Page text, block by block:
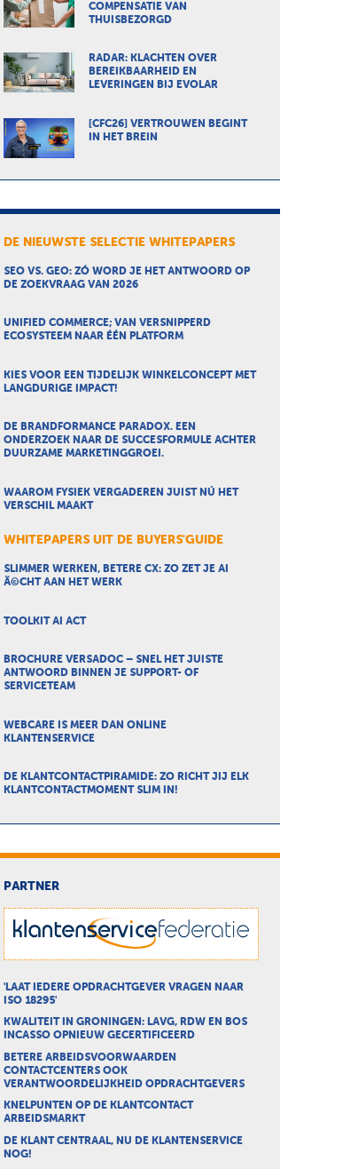
COMPENSATIE VAN
THUISBEZORGD
RADAR: KLACHTEN OVER
BEREIKBAARHEID EN
LEVERINGEN BIJ EVOLAR
[CFC26] VERTROUWEN BEGINT
IN HET BREIN
DE NIEUWSTE SELECTIE WHITEPAPERS
SEO VS. GEO: ZÓ WORD JE HET ANTWOORD OP
DE ZOEKVRAAG VAN 2026
UNIFIED COMMERCE; VAN VERSNIPPERD
ECOSYSTEEM NAAR ÉÉN PLATFORM
KIES VOOR EEN TIJDELIJK WINKELCONCEPT MET
LANGDURIGE IMPACT!
DE BRANDFORMANCE PARADOX. EEN
ONDERZOEK NAAR DE SUCCESFORMULE ACHTER
DUURZAME MARKETINGGROEI.
WAAROM FYSIEK VERGADEREN JUIST NÚ HET
VERSCHIL MAAKT
WHITEPAPERS UIT DE BUYERS'GUIDE
SLIMMER WERKEN, BETERE CX: ZO ZET JE AI
Ã©CHT AAN HET WERK
TOOLKIT AI ACT
BROCHURE VERSADOC – SNEL HET JUISTE
ANTWOORD BINNEN JE SUPPORT- OF
SERVICETEAM
WEBCARE IS MEER DAN ONLINE
KLANTENSERVICE
DE KLANTCONTACTPIRAMIDE: ZO RICHT JIJ ELK
KLANTCONTACTMOMENT SLIM IN!
PARTNER
'LAAT IEDERE OPDRACHTGEVER VRAGEN NAAR
ISO 18295'
KWALITEIT IN GRONINGEN: LAVG, RDW EN BOS
INCASSO OPNIEUW GECERTIFICEERD
BETERE ARBEIDSVOORWAARDEN
CONTACTCENTERS OOK
VERANTWOORDELIJKHEID OPDRACHTGEVERS
KNELPUNTEN OP DE KLANTCONTACT
ARBEIDSMARKT
DE KLANT CENTRAAL, NU DE KLANTENSERVICE
NOG!